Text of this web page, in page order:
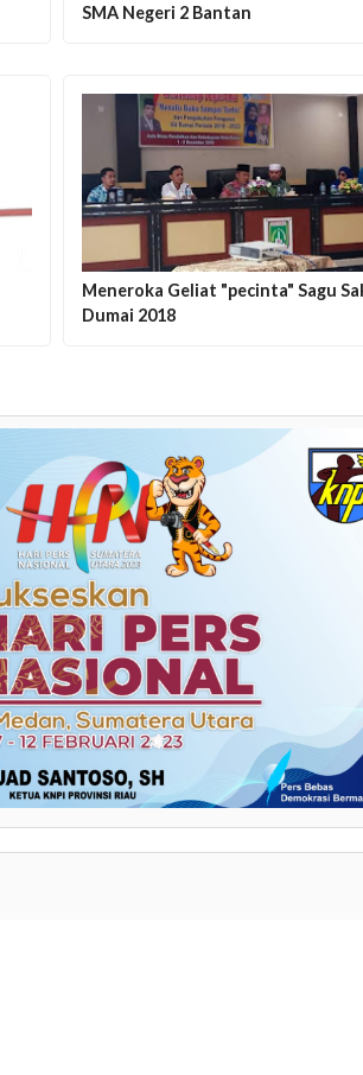
SMA Negeri 2 Bantan
Meneroka Geliat "pecinta" Sagu
Dumai 2018